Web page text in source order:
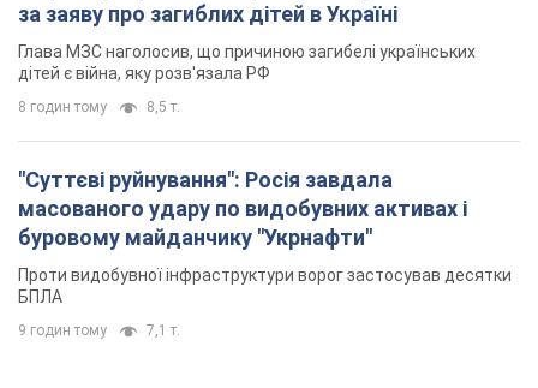
за заяву про загиблих дітей в Україні
Глава МЗС наголосив, що причиною загибелі українських
дітей є війна, яку розв'язала РФ
8 годин тому 8,5 т.
"Суттєві руйнування": Росія завдала
масованого удару по видобувних активах і
буровому майданчику "Укрнафти"
Проти видобувної інфраструктури ворог застосував десятки
БПЛА
9 годин тому 7,1 т.